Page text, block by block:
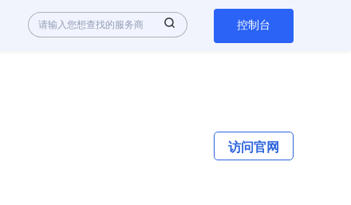
控制台
访问官网